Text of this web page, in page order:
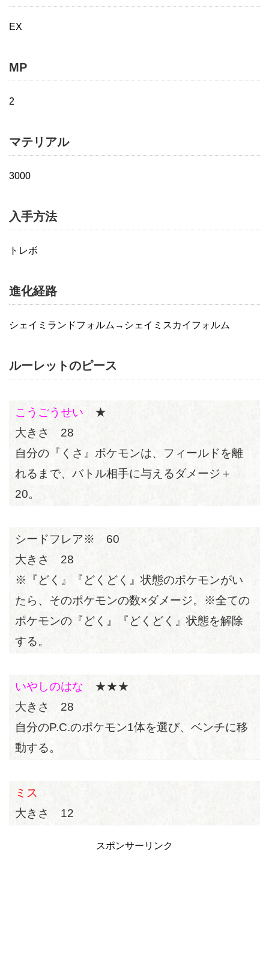
EX
MP
2
マテリアル
3000
入手方法
トレボ
進化経路
シェイミランドフォルム→シェイミスカイフォルム
ルーレットのピース
こうごうせい ★
大きさ 28
自分の『くさ』ポケモンは、フィールドを離
れるまで、バトル相手に与えるダメージ＋
20。
シードフレア※ 60
大きさ 28
※『どく』『どくどく』状態のポケモンがい
たら、そのポケモンの数×ダメージ。※全ての
ポケモンの『どく』『どくどく』状態を解除
する。
いやしのはな ★★★
大きさ 28
自分のP.C.のポケモン1体を選び、ベンチに移
動する。
ミス
大きさ 12
スポンサーリンク